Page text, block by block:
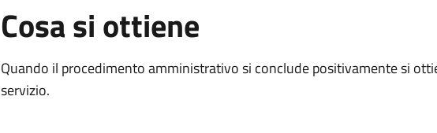
Cosa si ottiene
Quando il procedimento amministrativo si conclude positivamente si
servizio.